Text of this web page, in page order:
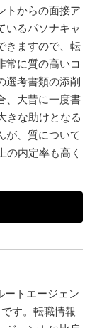
トからの面接ア
いるパソナキャ
きますので、転
常に質の高いコ
選考書類の添削
、大昔に一度書
きな助けとなる
が、質について
の内定率も高く
ートエージェン
す。転職情報